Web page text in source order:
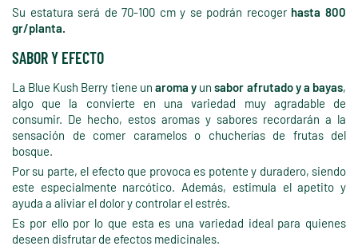
Su estatura será de 70-100 cm y se podrán recoger hasta 800
gr/planta.
SABOR Y EFECTO
La Blue Kush Berry tiene un aroma y unsabor afrutado y a bayas,
algo que la convierte en una variedad muy agradable de
consumir. De hecho, estos aromas y sabores recordarán a la
sensación de comer caramelos o chucherías de frutas del
bosque.
Por su parte, el efecto que provoca es potente y duradero, siendo
este especialmente narcótico. Además, estimula el apetito y
ayuda a aliviar el dolor y controlar el estrés.
Es por ello por lo que esta es una variedad ideal para quienes
deseen disfrutar de efectos medicinales.